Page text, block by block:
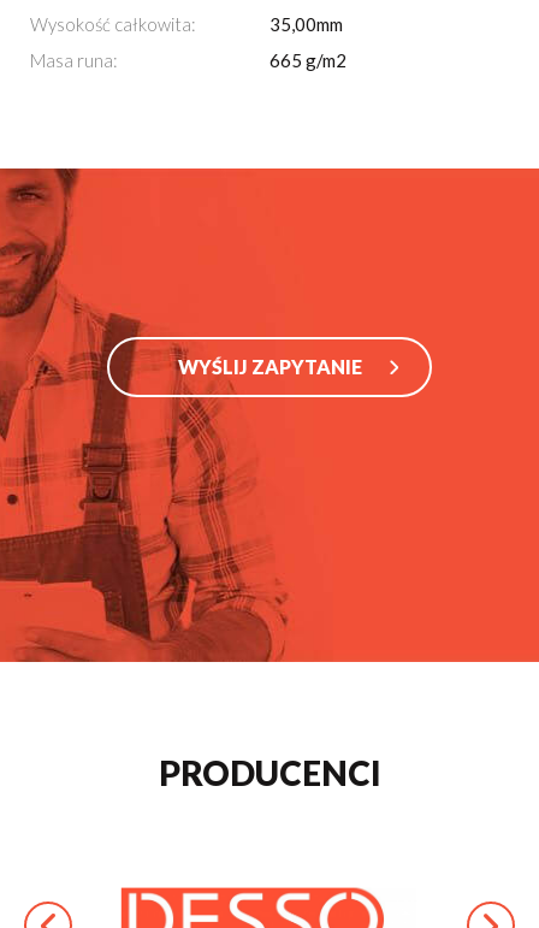
Wysokość całkowita:
35,00mm
Masa runa:
665 g/m2
WYŚLIJ ZAPYTANIE
PRODUCENCI